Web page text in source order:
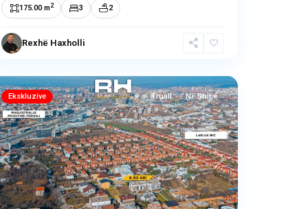
175.00 m2 3 2
Rexhë Haxholli
Çagllavicë ,
Previous Next
Ekskluzive Truall Në Shitje